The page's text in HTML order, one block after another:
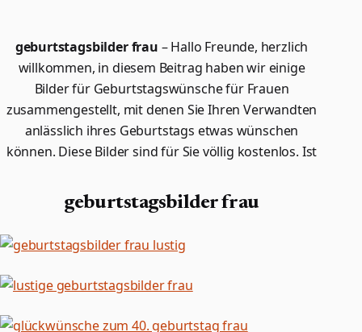
geburtstagsbilder frau – Hallo Freunde, herzlich
willkommen, in diesem Beitrag haben wir einige
Bilder für Geburtstagswünsche für Frauen
zusammengestellt, mit denen Sie Ihren Verwandten
anlässlich ihres Geburtstags etwas wünschen
können. Diese Bilder sind für Sie völlig kostenlos. Ist
geburtstagsbilder frau